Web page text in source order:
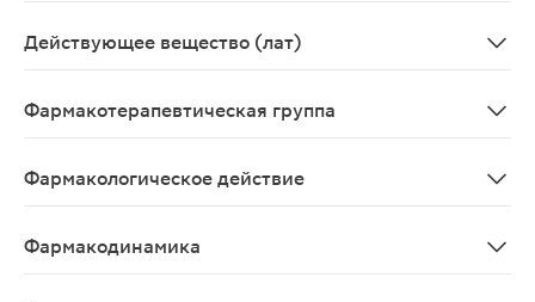
Действующее вещество (лат)
Фармакотерапевтическая группа
Фармакологическое действие
Фармакодинамика